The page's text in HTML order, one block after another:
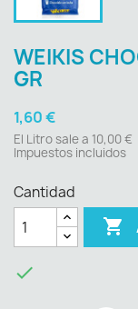
WEIKIS
GR
1,60 €
El Litro sale a 10,00 €
Impuestos incluidos
Cantidad

